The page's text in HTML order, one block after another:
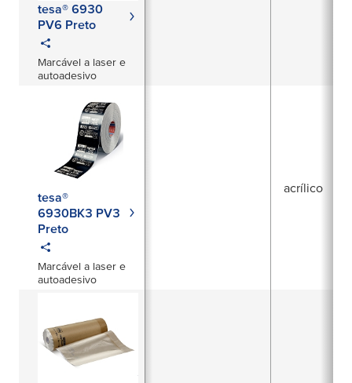
tesa® 6930
PV6 Preto
Marcável a laser e
autoadesivo
tesa®
6930BK3 PV3
Preto
Marcável a laser e
autoadesivo
acrílico